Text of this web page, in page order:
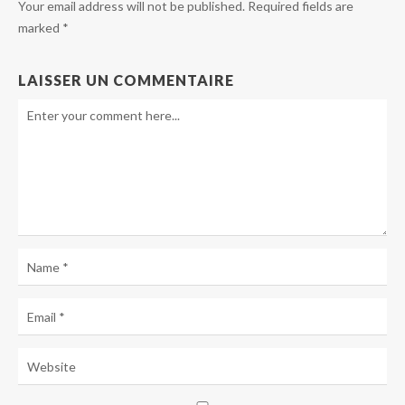
Your email address will not be published. Required fields are
marked *
LAISSER UN COMMENTAIRE